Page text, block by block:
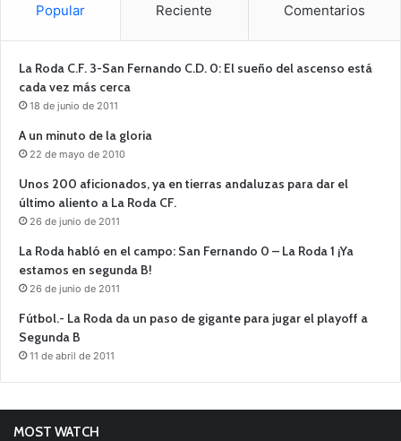
Popular Reciente Comentarios
La Roda C.F. 3-San Fernando C.D. 0: El sueño del ascenso está
cada vez más cerca
18 de junio de 2011
A un minuto de la gloria
22 de mayo de 2010
Unos 200 aficionados, ya en tierras andaluzas para dar el
último aliento a La Roda CF.
26 de junio de 2011
La Roda habló en el campo: San Fernando 0 – La Roda 1 ¡Ya
estamos en segunda B!
26 de junio de 2011
Fútbol.- La Roda da un paso de gigante para jugar el playoff a
Segunda B
11 de abril de 2011
MOST WATCH